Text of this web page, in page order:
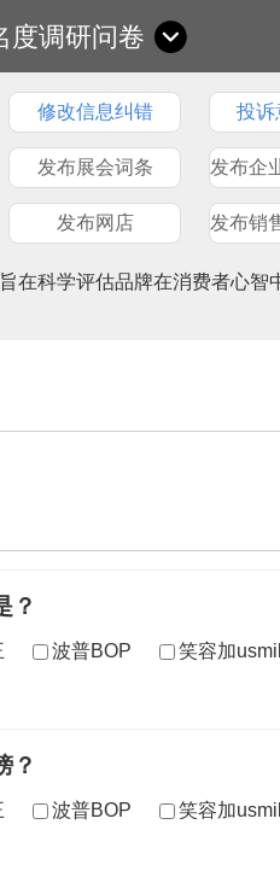
度调研问卷
修改信息纠错 投诉
发布展会词条
发布网店
科学评估品牌在消费者心
？
波普BOP 笑容加
？
波普BOP 笑容加